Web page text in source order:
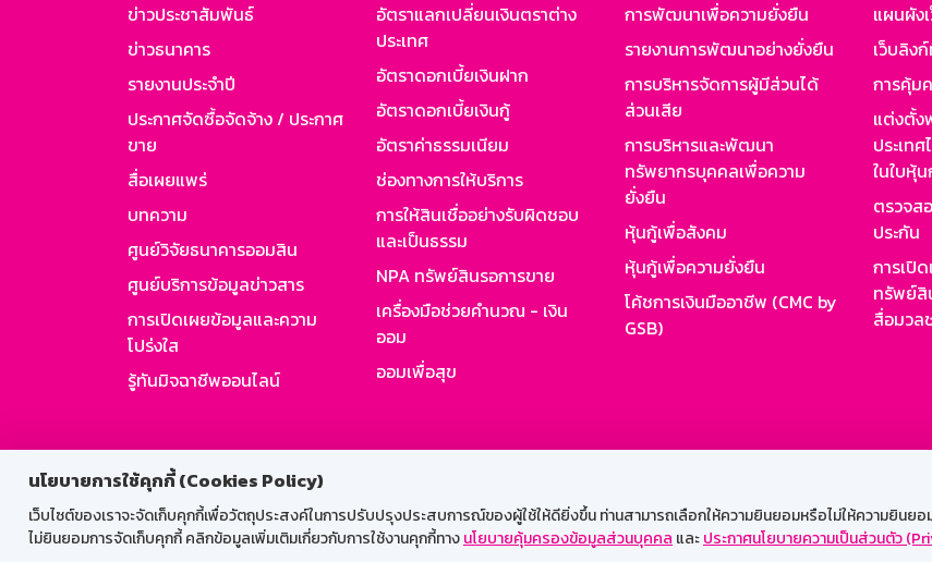
นโยบายการใช้คุกกี้ (Cookies Policy)
เว็บไซต์ของเราจะจัดเก็บคุกกี้เพื่อวัตถุประสงค์ในการปรับปรุงประสบการณ์ของผู้ใช้ให้ดียิ่งขึ้น ท่านสามารถเลือกให้ความยินยอมหรือไม่ให้ความยินย
ไม่ยินยอมการจัดเก็บคุกกี้ คลิกข้อมูลเพิ่มเติมเกี่ยวกับการใช้งานคุกกี้ทางนโยบายคุ้มครองข้อมูลส่วนบุคคล และประกาศนโยบายความเป็นส่วนตัว
ข่าวประชาสัมพันธ์
ข่าวธนาคาร
รายงานประจำปี
ประกาศจัดซื้อจัดจ้าง / ประกาศ
ขาย
สื่อเผยแพร่
บทความ
ศูนย์วิจัยธนาคารออมสิน
ศูนย์บริการข้อมูลข่าวสาร
การเปิดเผยข้อมูลและความ
โปร่งใส
รู้ทันมิจฉาชีพออนไลน์
อัตราแลกเปลี่ยนเงินตราต่าง
ประเทศ
อัตราดอกเบี้ยเงินฝาก
อัตราดอกเบี้ยเงินกู้
อัตราค่าธรรมเนียม
ช่องทางการให้บริการ
การให้สินเชื่ออย่างรับผิดชอบ
และเป็นธรรม
NPA ทรัพย์สินรอการขาย
เครื่องมือช่วยคำนวณ - เงิน
ออม
ออมเพื่อสุข
การพัฒนาเพื่อความยั่งยืน
รายงานการพัฒนาอย่างยั่งยืน
การบริหารจัดการผู้มีส่วนได้
ส่วนเสีย
การบริหารและพัฒนา
ทรัพยากรบุคคลเพื่อความ
ยั่งยืน
หุ้นกู้เพื่อสังคม
หุ้นกู้เพื่อความยั่งยืน
โค้ชการเงินมืออาชีพ (CMC by
GSB)
แผนผัง
เว็บลิง
การคุ้ม
แต่งตั้ง
ประเท
ในใบหุ้
ตรวจส
ประกัน
การเปิ
ทรัพย์สิ
สื่อมวล